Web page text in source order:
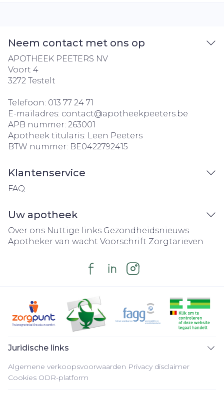
Neem contact met ons op
APOTHEEK PEETERS NV
Voort 4
3272 Testelt
Telefoon: 013 77 24 71
E-mailadres: contact@apotheekpeeters.be
APB nummer: 263001
Apotheek titularis: Leen Peeters
BTW nummer: BE0422792415
Klantenservice
FAQ
Uw apotheek
Over ons Nuttige links Gezondheidsnieuws
Apotheker van wacht Voorschrift Zorgtarieven
Juridische links
Algemene verkoopsvoorwaarden Privacy disclaimer
Cookies ODR-platform